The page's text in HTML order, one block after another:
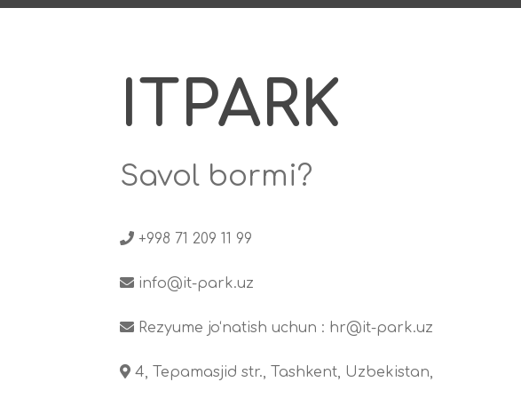
ITPARK
Savol bormi?
+998 71 209 11 99
info@it-park.uz
Rezyume jo‘natish uchun : hr@it-park.uz
4, Tepamasjid str., Tashkent, Uzbekistan,